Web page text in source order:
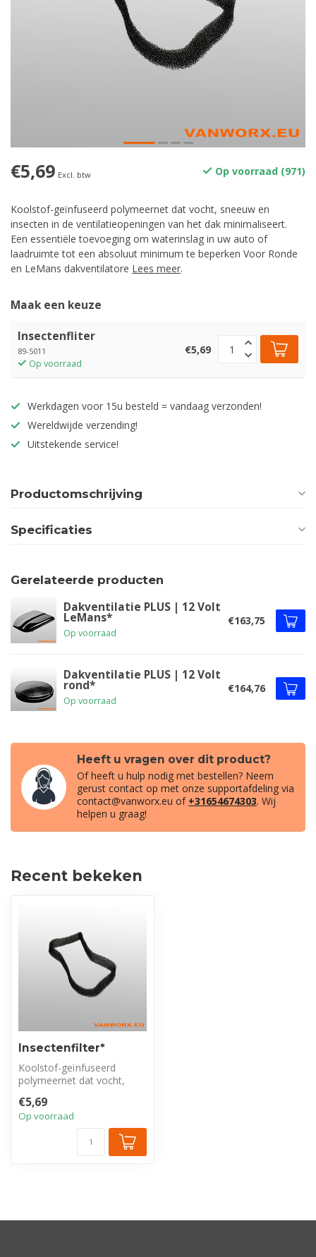
€5,69 Excl. btw Op voorraad (971)
Koolstof-geïnfuseerd polymeernet dat vocht, sneeuw en
insecten in de ventilatieopeningen van het dak minimaliseert.
Een essentiële toevoeging om waterinslag in uw auto of
laadruimte tot een absoluut minimum te beperken Voor Ronde
en LeMans dakventilatore Lees meer.
Maak een keuze
Insectenfliter
89-5011
Op voorraad
€5,69
Werkdagen voor 15u besteld = vandaag verzonden!
Wereldwijde verzending!
Uitstekende service!
Productomschrijving
Specificaties
Gerelateerde producten
Dakventilatie PLUS | 12 Volt
LeMans*
Op voorraad
€163,75
Dakventilatie PLUS | 12 Volt
rond*
Op voorraad
€164,76
Heeft u vragen over dit product?
Of heeft u hulp nodig met bestellen? Neem
gerust contact op met onze supportafdeling via
contact@vanworx.eu of +31654674303. Wij
helpen u graag!
Recent bekeken
Insectenfilter*
Koolstof-geïnfuseerd
polymeernet dat vocht,
ventilatieo...
€5,69
Op voorraad